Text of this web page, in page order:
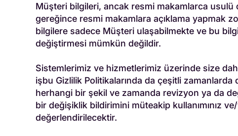
Müşteri bilgileri, ancak resmi makamlarca
gereğince resmi makamlara açıklama yapmak
bilgilere sadece Müşteri ulaşabilmekte ve bu
değiştirmesi mümkün değildir.
Sistemlerimiz ve hizmetlerimiz üzerinde size
işbu Gizlilik Politikalarında da çeşitli
herhangi bir şekil ve zamanda revizyon ya da
bir değişiklik bildirimini müteakip kullanımınız
değerlendirilecektir.